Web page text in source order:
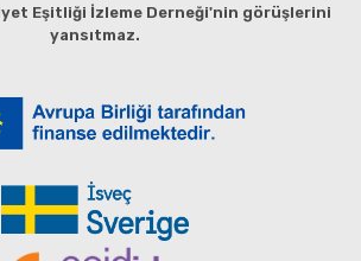
Eşitliği İzleme Derneği'nin görüşlerini
yansıtmaz.